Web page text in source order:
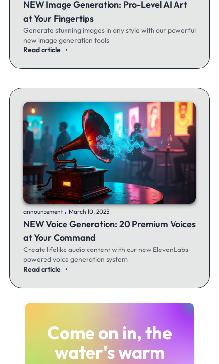
NEW Image Generation: Pro-Level AI Art
at Your Fingertips
Generate stunning images in any style with our powerful
new image generation tools
Read article
announcement .March 10, 2025
NEW Voice Generation: 20 Premium Voices
at Your Command
Create lifelike audio content with our new ElevenLabs-
powered voice generation system
Read article
Come on in, the
water's warm